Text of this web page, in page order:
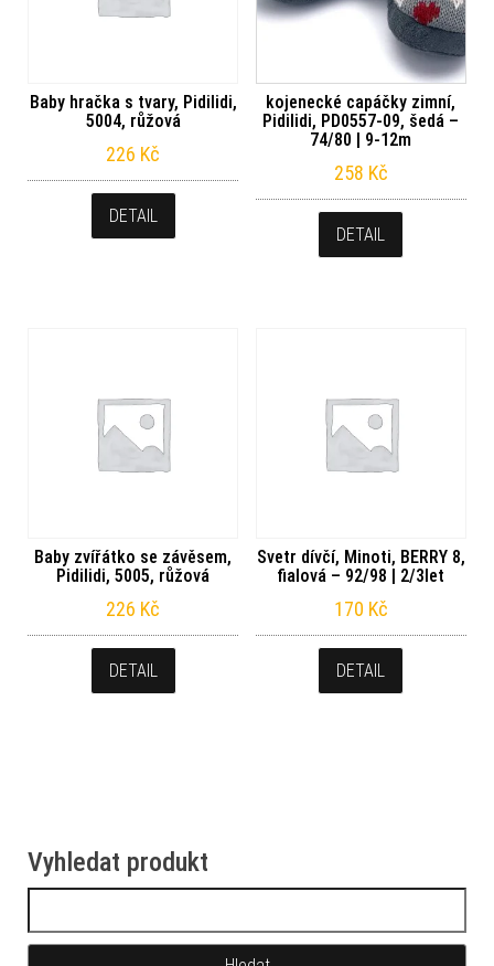
Baby hračka s tvary, Pidilidi,
5004, růžová
226 Kč
DETAIL
kojenecké capáčky zimní,
Pidilidi, PD0557-09, šedá –
74/80 | 9-12m
258 Kč
DETAIL
Baby zvířátko se závěsem,
Pidilidi, 5005, růžová
226 Kč
DETAIL
Svetr dívčí, Minoti, BERRY 8,
fialová – 92/98 | 2/3let
170 Kč
DETAIL
Vyhledat produkt